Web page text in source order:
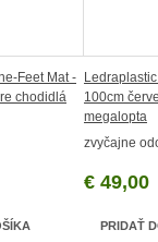
Feet Mat -
chodidlá
100cm
megalopta
zvyčajne
€ 49,00
PRIDAŤ